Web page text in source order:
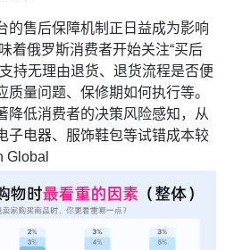
的售后保障机制正日益成为影响
着俄罗斯消费者开始关注“买后
持无理由退货、退货流程是否便
量问题、保修期如何执行等。
降低消费者的决策风险感知，从
子电器、服饰鞋包等试错成本较
Global